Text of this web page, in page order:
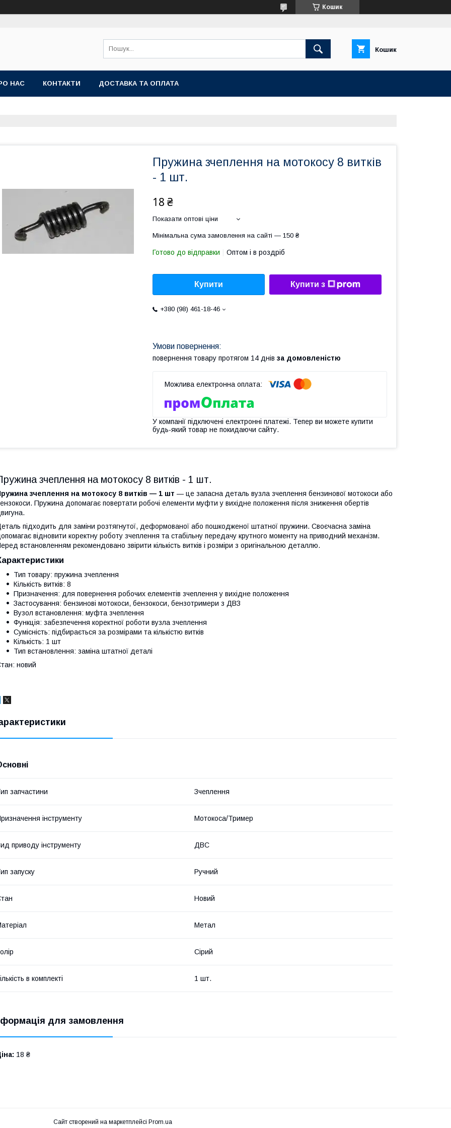
Кошик
Кошик
НАС КОНТАКТИ ДОСТАВКА ТА ОПЛАТА
Пружина зчеплення на мотокосу 8 витків
- 1 шт.
18 ₴
Показати оптові ціни
Мінімальна сума замовлення на сайті — 150 ₴
Готово до відправки Оптом і в роздріб
Купити Купити з
+380 (98) 461-18-46
повернення товару протягом 14 днів за домовленістю
У компанії підключені електронні платежі. Тепер ви можете купити
будь-який товар не покидаючи сайту.
зчеплення на мотокосу 8 витків - 1 шт.
зчеплення на мотокосу 8 витків — 1 шт — це запасна деталь вузла зчеплення бензинової мотокоси або
Пружина допомагає повертати робочі елементи муфти у вихідне положення після зниження обертів
підходить для заміни розтягнутої, деформованої або пошкодженої штатної пружини. Своєчасна заміна
відновити коректну роботу зчеплення та стабільну передачу крутного моменту на приводний механізм.
встановленням рекомендовано звірити кількість витків і розміри з оригінальною деталлю.
Тип товару: пружина зчеплення
Кількість витків: 8
Призначення: для повернення робочих елементів зчеплення у вихідне положення
Застосування: бензинові мотокоси, бензокоси, бензотримери з ДВЗ
Вузол встановлення: муфта зчеплення
Функція: забезпечення коректної роботи вузла зчеплення
Сумісність: підбирається за розмірами та кількістю витків
Кількість: 1 шт
Тип встановлення: заміна штатної деталі
новий
запчастини Зчеплення
інструменту Мотокоса/Тример
приводу інструменту ДВС
запуску Ручний
Новий
Метал
Сірий
в комплекті 1 шт.
для замовлення
18 ₴
Сайт створений на маркетплейсі Prom.ua